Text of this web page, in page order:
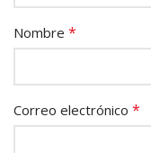
Nombre *
Correo electrónico *